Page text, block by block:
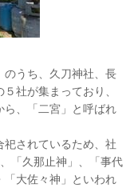
うち、久刀神社、長
社が集まっており、
、「二宮」と呼ばれ
されているため、社
「久那止神」、「事代
大佐々神」といわれ